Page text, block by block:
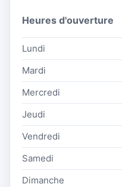
Heures d'ouverture
Lundi
Mardi
Mercredi
Jeudi
Vendredi
Samedi
Dimanche